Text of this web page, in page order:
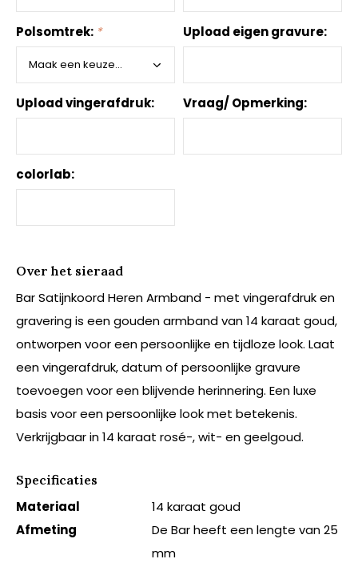
Polsomtrek: * Upload eigen gravure:
Upload vingerafdruk: Vraag/ Opmerking:
colorlab:
Over het sieraad
Bar Satijnkoord Heren Armband - met vingerafdruk en
gravering is een gouden armband van 14 karaat goud,
ontworpen voor een persoonlijke en tijdloze look. Laat
een vingerafdruk, datum of persoonlijke gravure
toevoegen voor een blijvende herinnering. Een luxe
basis voor een persoonlijke look met betekenis.
Verkrijgbaar in 14 karaat rosé-, wit- en geelgoud.
Specificaties
Materiaal
14 karaat goud
Afmeting
De Bar heeft een lengte van 25
mm